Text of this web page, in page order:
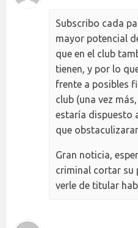
Subscribo cada
mayor potencial
que en el club
tienen, y por lo
frente a posibles
club (una vez
estaría dispuesto
que
Gran noticia,
criminal cortar su
verle de titular